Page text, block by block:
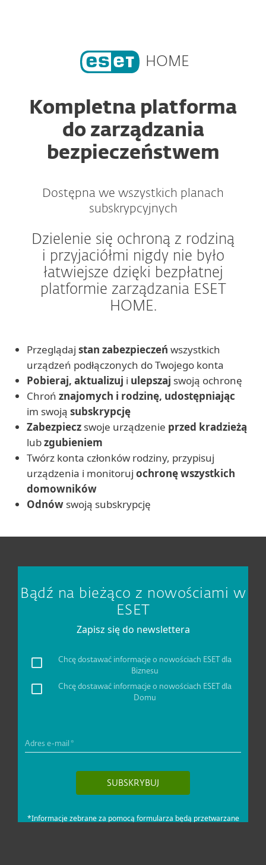
HOME
Kompletna platforma
do zarządzania
bezpieczeństwem
Dostępna we wszystkich planach
subskrypcyjnych
Dzielenie się ochroną z rodziną
i przyjaciółmi nigdy nie było
łatwiejsze dzięki bezpłatnej
platformie zarządzania ESET
HOME.
Przeglądaj stan zabezpieczeń wszystkich
urządzeń podłączonych do Twojego konta
Pobieraj, aktualizuj i ulepszaj swoją ochronę
Chroń znajomych i rodzinę, udostępniając
im swoją subskrypcję
Zabezpiecz swoje urządzenie przed kradzieżą
lubzgubieniem
Twórz konta członków rodziny, przypisuj
urządzenia i monitoruj ochronę wszystkich
domowników
Odnów swoją subskrypcję